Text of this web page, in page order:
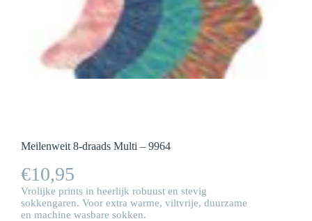
Meilenweit 8-draads Multi – 9964
€10,95
Vrolijke prints in heerlijk robuust en stevig
sokkengaren. Voor extra warme, viltvrije, duurzame
en machine wasbare sokken.